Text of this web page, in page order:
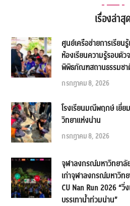
เรื่องล่าสุ
ศูนย์เครือข่ายการเรียน
ห้องเรียนความรู้รอบตัว
พิพิธภัณฑสถานธรรมช
กรกฎาคม 8, 2026
โรงเรียนมณีพฤกษ์ เยี่
วิทยาแห่งน่าน
กรกฎาคม 8, 2026
จุฬาลงกรณ์มหาวิทยา
เก่าจุฬาลงกรณ์มหาวิท
CU Nan Run 2026 “
บรรเทาน้ำท่วมน่าน”